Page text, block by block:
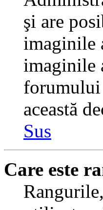
şi are
imaginile
imaginile
forumului
această
Sus
Care este